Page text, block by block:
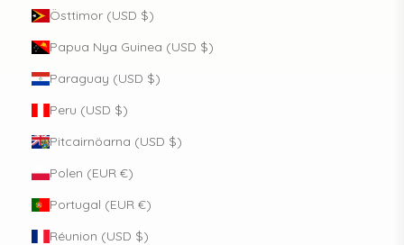
Östtimor (USD $)
Papua Nya Guinea (USD $)
Paraguay (USD $)
Peru (USD $)
Pitcairnöarna (USD $)
Polen (EUR €)
Portugal (EUR €)
Réunion (USD $)